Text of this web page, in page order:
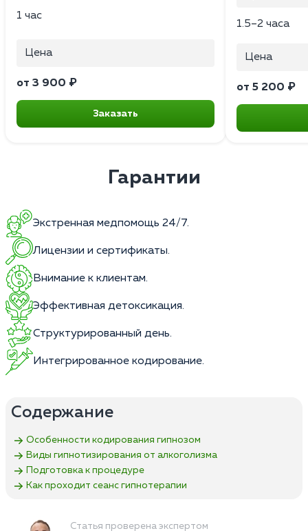
1 час
Цена
от 3 900 ₽
Заказать
1.5–2 часа
Цена
от 5 200 ₽
Гарантии
Экстренная медпомощь 24/7.
Лицензии и сертификаты.
Внимание к клиентам.
Эффективная детоксикация.
Структурированный день.
Интегрированное кодирование.
Содержание
Особенности кодирования гипнозом
Виды гипнотизирования от алкоголизма
Подготовка к процедуре
Как проходит сеанс гипнотерапии
Статья проверена экспертом